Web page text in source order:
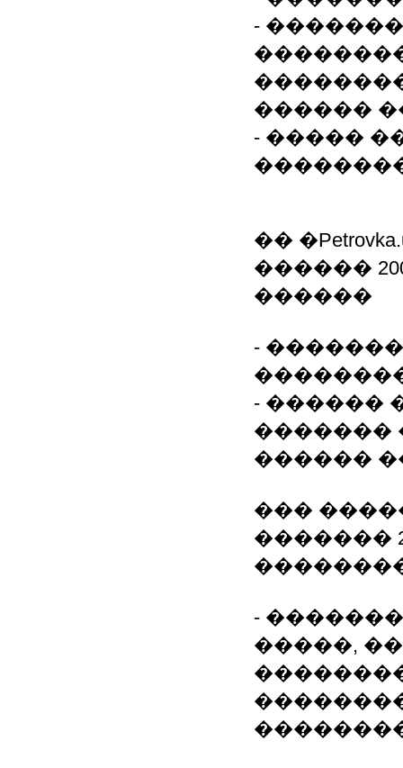
-
������
- �����
��
������
������
-
- ������
�������
������
���
�������
-
�����,